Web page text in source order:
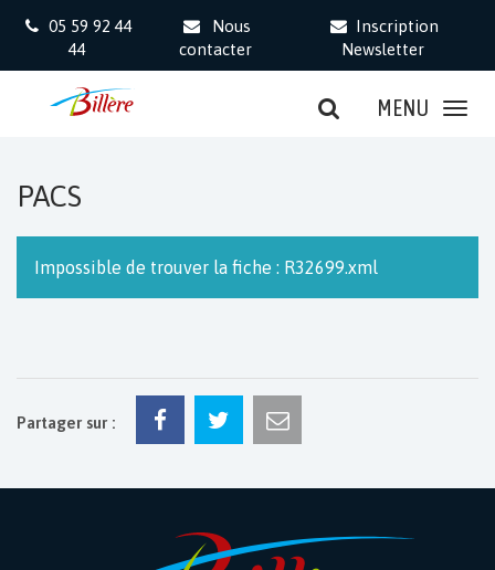
05 59 92 44
44
Nous
contacter
Inscription
Newsletter
MENU
PACS
Impossible de trouver la fiche : R32699.xml
Partager sur :